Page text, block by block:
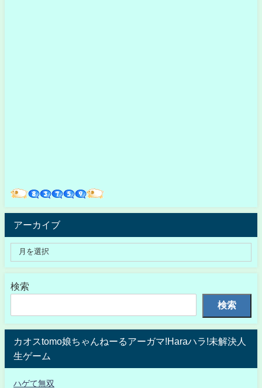
アーカイブ
検索
検索
カオスtomo娘ちゃんねーるアーガマ!Haraハラ!未解決人
生ゲーム
ハゲて無双